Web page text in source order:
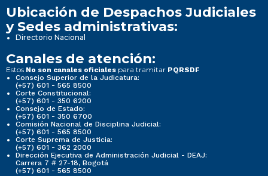
Ubicación de Despachos Judiciales
y Sedes administrativas:
Directorio Nacional
Canales de atención:
Estos No son canales oficiales para tramitar PQRSDF
Consejo Superior de la Judicatura:
(+57) 601 - 565 8500
Corte Constitucional:
(+57) 601 - 350 6200
Consejo de Estado:
(+57) 601 - 350 6700
Comisión Nacional de Disciplina Judicial:
(+57) 601 - 565 8500
Corte Suprema de Justicia:
(+57) 601 - 362 2000
Dirección Ejecutiva de Administración Judicial - DEAJ:
Carrera 7 # 27-18, Bogotá
(+57) 601 - 565 8500